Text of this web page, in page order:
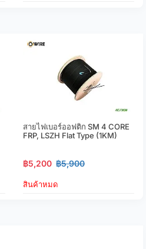
สายไฟเบอร์ออฟติก SM 4 CORE
FRP, LSZH Flat Type (1KM)
฿5,200 ฿5,900
สินค้าหมด